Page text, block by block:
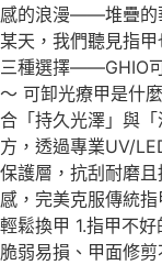
感的浪漫——堆疊的
某天，我們聽見指
三種選擇——GHIO
～ 可卸光療甲是什
合「持久光澤」與
方，透過專業UV/
保護層，抗刮耐磨
感，完美克服傳統
輕鬆換甲 1.指甲不
脆弱易損、甲面修